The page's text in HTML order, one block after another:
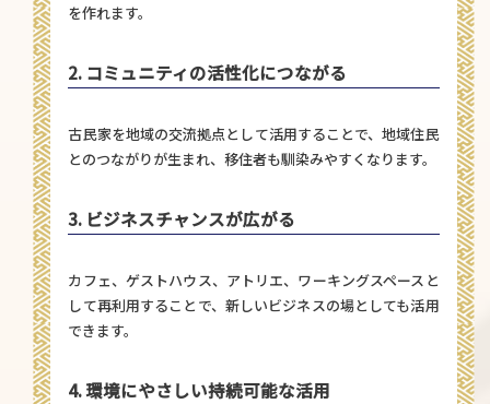
を作れます。
2. コミュニティの活性化につながる
古民家を地域の交流拠点として活用することで、地域住民
とのつながりが生まれ、移住者も馴染みやすくなります。
3. ビジネスチャンスが広がる
カフェ、ゲストハウス、アトリエ、ワーキングスペースと
して再利用することで、新しいビジネスの場としても活用
できます。
4. 環境にやさしい持続可能な活用